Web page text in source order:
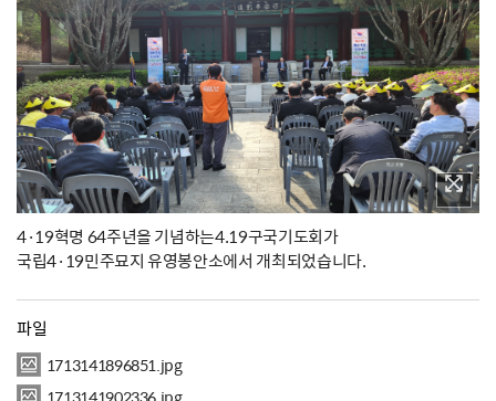
4·19혁명 64주년을 기념하는4.19구국기도회가
국립4·19민주묘지 유영봉안소에서 개최되었습니다.
파일
1713141896851.jpg